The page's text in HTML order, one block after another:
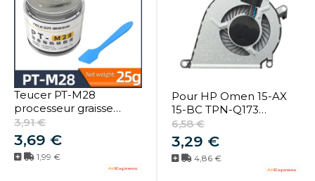
Teucer PT-M28
processeur graisse
thermique dissipant la
chaleur PC ordinateur
CPU GPU pâte de
refroidissement
3,91 €
3,69 €
1,99 €
Pour HP Omen 15-AX
15-BC TPN-Q173
ordinateur portable
CPU GPU ventilateur de
refroidissement
radiateur ventilateur
6,58 €
3,29 €
4,86 €